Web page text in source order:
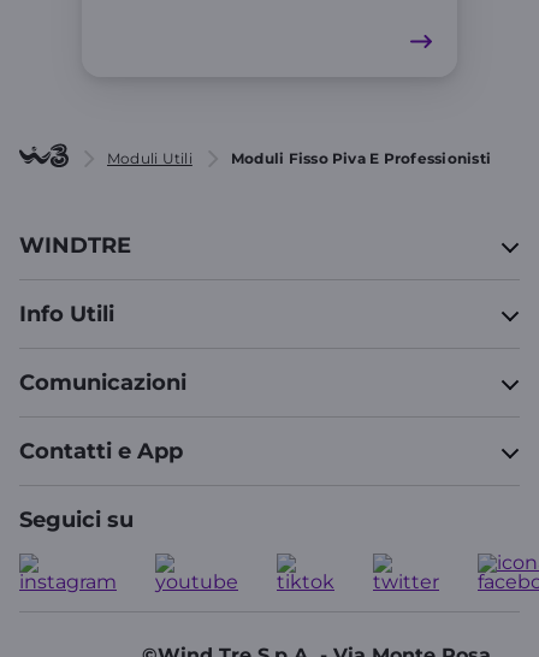
Moduli Utili Moduli Fisso Piva E Professionisti
WINDTRE
Info Utili
Comunicazioni
Contatti e App
Seguici su